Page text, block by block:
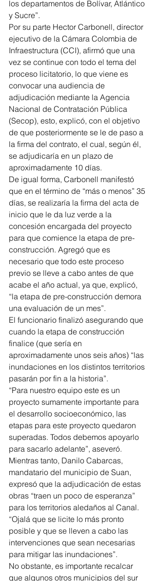
los departamentos de Bolívar, Atlántico
y Sucre”.
Por su parte Hector Carbonell, director
ejecutivo de la Cámara Colombia de
Infraestructura (CCI), afirmó que una
vez se continue con todo el tema del
proceso licitatorio, lo que viene es
convocar una audiencia de
adjudicación mediante la Agencia
Nacional de Contratación Pública
(Secop), esto, explicó, con el objetivo
de que posteriormente se le de paso a
la firma del contrato, el cual, según él,
se adjudicaría en un plazo de
aproximadamente 10 días.
De igual forma, Carbonell manifestó
que en el término de “más o menos” 35
días, se realizaría la firma del acta de
inicio que le da luz verde a la
concesión encargada del proyecto
para que comience la etapa de pre-
construcción. Agregó que es
necesario que todo este proceso
previo se lleve a cabo antes de que
acabe el año actual, ya que, explicó,
“la etapa de pre-construcción demora
una evaluación de un mes”.
El funcionario finalizó asegurando que
cuando la etapa de construcción
finalice (que sería en
aproximadamente unos seis años) “las
inundaciones en los distintos territorios
pasarán por fin a la historia”.
“Para nuestro equipo este es un
proyecto sumamente importante para
el desarrollo socioeconómico, las
etapas para este proyecto quedaron
superadas. Todos debemos apoyarlo
para sacarlo adelante”, aseveró.
Mientras tanto, Danilo Cabarcas,
mandatario del municipio de Suan,
expresó que la adjudicación de estas
obras “traen un poco de esperanza”
para los territorios aledaños al Canal.
“Ojalá que se licite lo más pronto
posible y que se lleven a cabo las
intervenciones que sean necesarias
para mitigar las inundaciones”.
No obstante, es importante recalcar
que algunos otros municipios del sur